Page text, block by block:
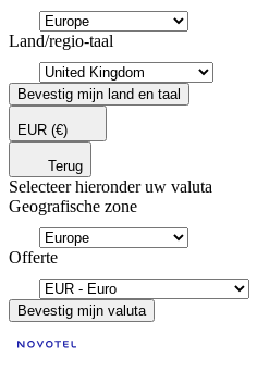
Land/regio-taal
Bevestig mijn land en taal
EUR (€)
Terug
Selecteer hieronder uw valuta
Geografische zone
Offerte
Bevestig mijn valuta